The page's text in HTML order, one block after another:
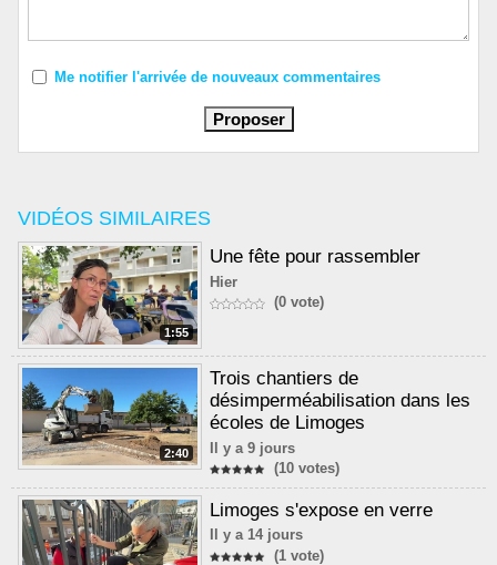
VIDÉOS SIMILAIRES
1:55
Une fête pour rassembler
Hier
(0 vote)
2:40
Trois chantiers de
désimperméabilisation dans les
écoles de Limoges
Il y a 9 jours
(10 votes)
Limoges s'expose en verre
Il y a 14 jours
(1 vote)
Me notifier l'arrivée de nouveaux commentaires